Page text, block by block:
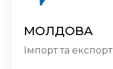
МОЛДОВА
Імпорт та експорт